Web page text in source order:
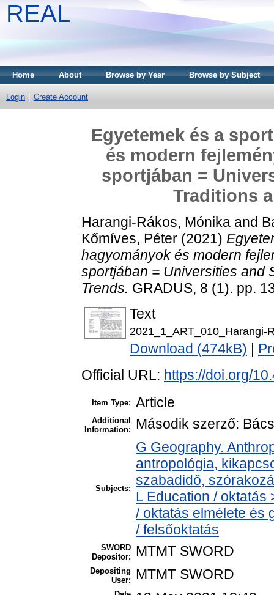
REAL
Home About Browse by Year Browse by Subject
Login Create Account
Egyetemek és a
és modern
sportjában =
Traditions
Harangi-Rákos, Mónika and
Kőmíves, Péter (2021)
hagyományok és modern
sportjában = Universities and
Trends. GRADUS, 8 (1). pp.
Text
2021_1_ART_010_Harangi-
Download (474kB)
Official URL: https://doi.org/
Item Type: Article
Additional
Information:
Második szerző:
Subjects:
G Geography.
antropológia,
szabadidő,
L Education / oktatás
/ oktatás elmélete és
/ felsőoktatás
SWORD
Depositor:
MTMT SWORD
Depositing
User:
MTMT SWORD